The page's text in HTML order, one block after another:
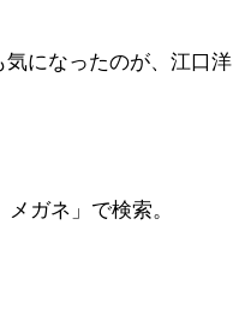
になったのが、江口洋
ガネ」で検索。